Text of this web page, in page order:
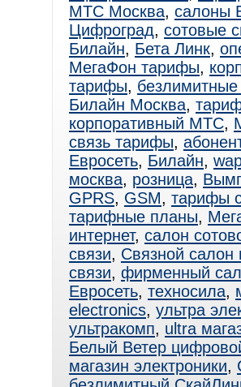
МТС Москва, салоны
Цифроград, сотовые
Билайн, Бета Линк,
МегаФон тарифы,
тарифы,
Билайн Москва,
корпоративный МТС,
связь тарифы,
Евросеть, Билайн,
москва, розница,
GPRS, GSM, тарифы
тарифные планы,
интернет, салон
связи, Связной салон
связи, фирменный
Евросеть, техносила,
electronics, ультра
ультракомп, ultra
Белый Ветер
магазин электроники,